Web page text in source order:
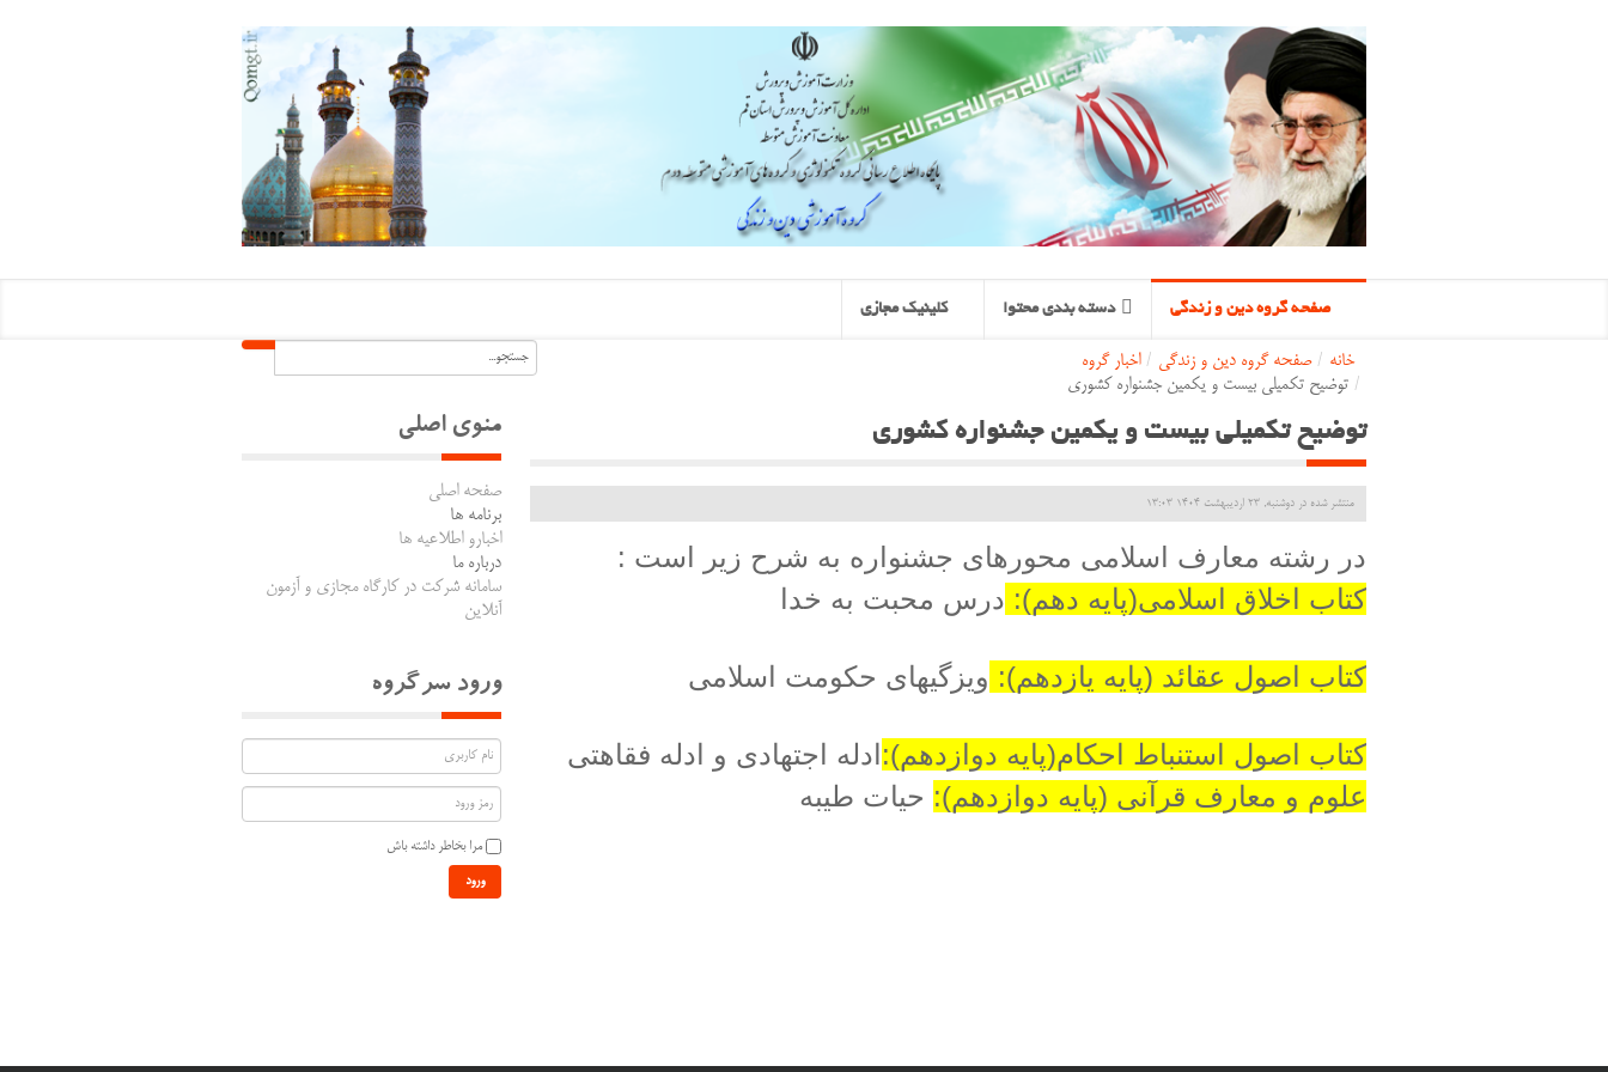
صفحه گروه دین و زندگی دسته بندی محتوا کلینیک مجازی
خانه / صفحه گروه دین و زندگی / اخبار گروه
/ توضیح تکمیلی بیست و یکمین جشنواره کشوری
توضیح تکمیلی بیست و یکمین جشنواره کشوری
منتشر شده در دوشنبه, 23 ارديبهشت 1404 13:03
در رشته معارف اسلامی محورهای جشنواره به شرح زیر است :
کتاب اخلاق اسلامی(پایه دهم): درس محبت به خدا
کتاب اصول عقائد (پایه یازدهم): ویزگیهای حکومت اسلامی
کتاب اصول استنباط احکام(پایه دوازدهم):ادله اجتهادی و ادله فقاهتی
علوم و معارف قرآنی (پایه دوازدهم): حیات طیبه
منوی اصلی
صفحه اصلی
برنامه ها
اخبارو اطلاعیه ها
درباره ما
سامانه شرکت در کارگاه مجازی و آزمون
آنلاین
ورود سرگروه
مرا بخاطر داشته باش
ورود